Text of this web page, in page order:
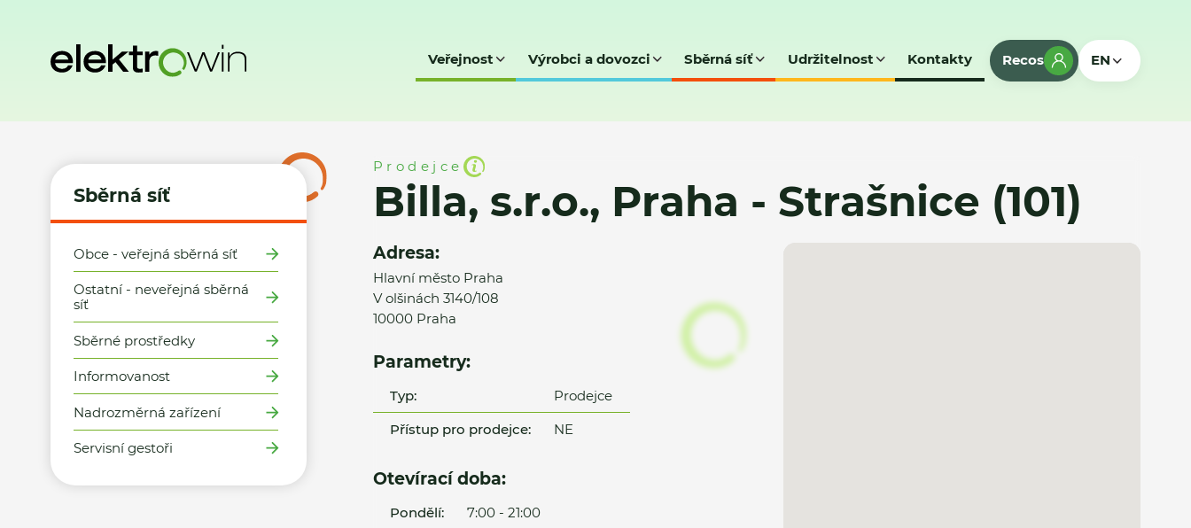
Veřejnost Výrobci a dovozci Sběrná síť Udržitelnost Kontakty Recos EN
Sběrná síť
Obce - veřejná sběrná síť
Ostatní - neveřejná sběrná
síť
Sběrné prostředky
Informovanost
Nadrozměrná zařízení
Servisní gestoři
Prodejce
Billa, s.r.o., Praha - Strašnice (101)
Adresa:
Hlavní město Praha
V olšinách 3140/108
10000 Praha
Parametry:
Typ:
Prodejce
Přístup pro prodejce:
NE
Otevírací doba:
Pondělí:
7:00 - 21:00